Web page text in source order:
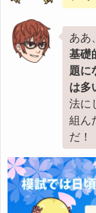
ああ
基礎
題に
は多
法に
組ん
だ！